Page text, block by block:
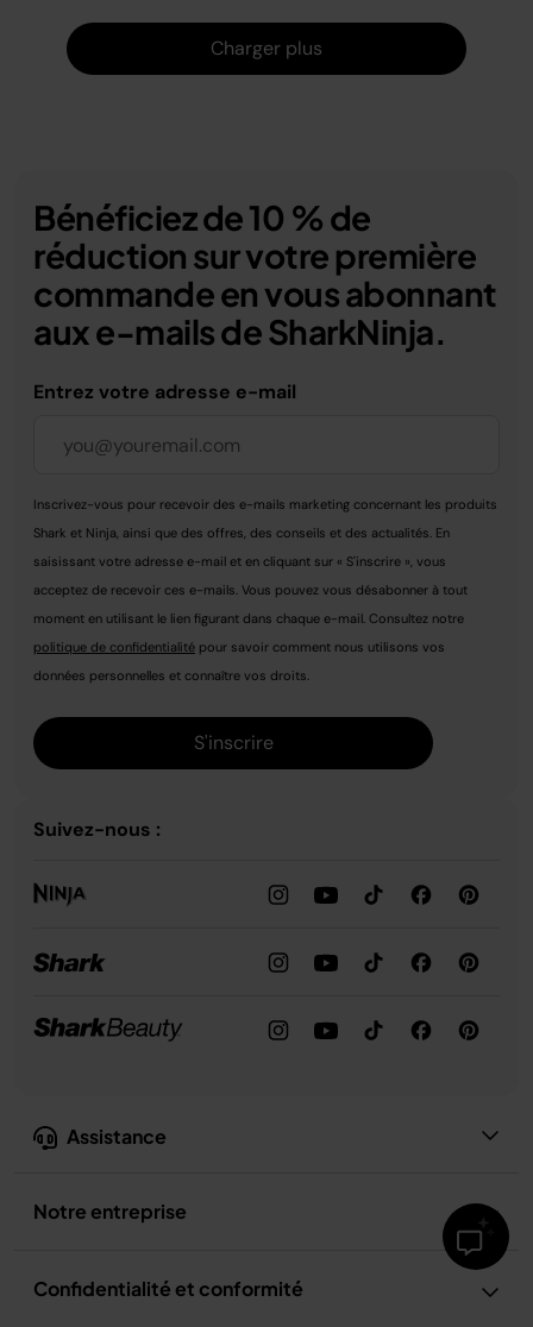
Charger plus
Assistance
Notre entreprise
Confidentialité et conformité
Bénéficiez de 10 % de
réduction sur votre première
commande en vous abonnant
aux e-mails de SharkNinja.
Entrez votre adresse e-mail
Inscrivez-vous pour recevoir des e-mails marketing concernant les produits
Shark et Ninja, ainsi que des offres, des conseils et des actualités. En
saisissant votre adresse e-mail et en cliquant sur « S'inscrire », vous
acceptez de recevoir ces e-mails. Vous pouvez vous désabonner à tout
moment en utilisant le lien figurant dans chaque e-mail. Consultez notre
politique de confidentialité pour savoir comment nous utilisons vos
données personnelles et connaître vos droits.
S'inscrire
Suivez-nous :